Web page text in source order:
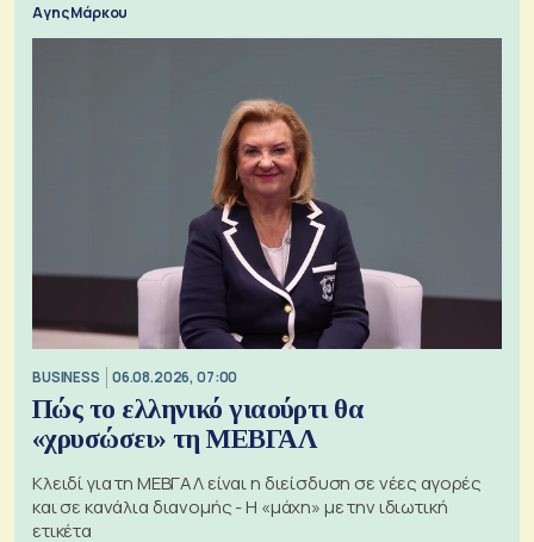
Αγης Μάρκου
BUSINESS 06.08.2026, 07:00
Πώς το ελληνικό γιαούρτι θα
«χρυσώσει» τη ΜΕΒΓΑΛ
Κλειδί για τη ΜΕΒΓΑΛ είναι η διείσδυση σε νέες αγορές
και σε κανάλια διανομής - Η «μάχη» με την ιδιωτική
ετικέτα